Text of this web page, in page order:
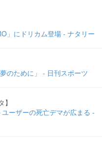
」にドリカム登場 - ナタリー
のために」 - 日刊スポーツ
ーザーの死亡デマが広まる -